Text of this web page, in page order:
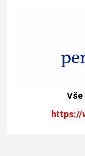
https://